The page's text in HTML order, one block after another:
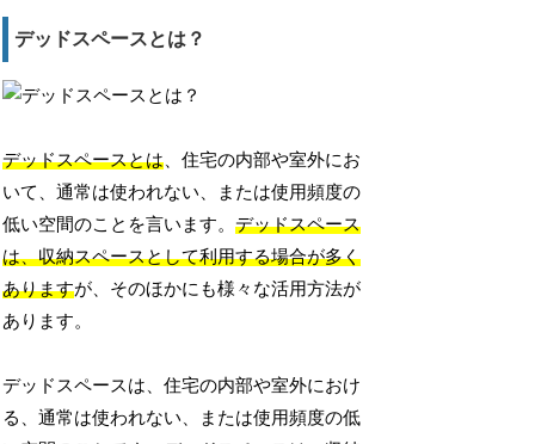
デッドスペースとは？
デッドスペースとは、住宅の内部や室外にお
いて、通常は使われない、または使用頻度の
低い空間のことを言います。デッドスペース
は、収納スペースとして利用する場合が多く
ありますが、そのほかにも様々な活用方法が
あります。
デッドスペースは、住宅の内部や室外におけ
る、通常は使われない、または使用頻度の低